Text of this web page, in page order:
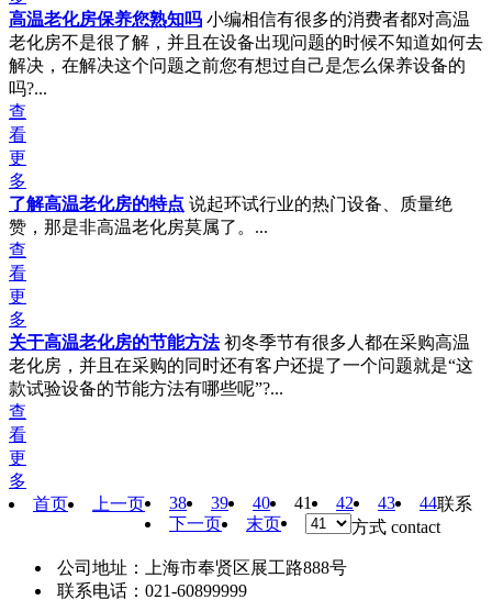
高温老化房保养您熟知吗 小编相信有很多的消费者都对高温
老化房不是很了解，并且在设备出现问题的时候不知道如何去
解决，在解决这个问题之前您有想过自己是怎么保养设备的
吗?...
查
看
更
多
了解高温老化房的特点 说起环试行业的热门设备、质量绝
赞，那是非高温老化房莫属了。...
查
看
更
多
关于高温老化房的节能方法 初冬季节有很多人都在采购高温
老化房，并且在采购的同时还有客户还提了一个问题就是“这
款试验设备的节能方法有哪些呢”?...
查
看
更
多
首页
上一页 38 39 40 41 42 43
44
下一页
末页
联系
方式 contact
公司地址：上海市奉贤区展工路888号
联系电话：021-60899999